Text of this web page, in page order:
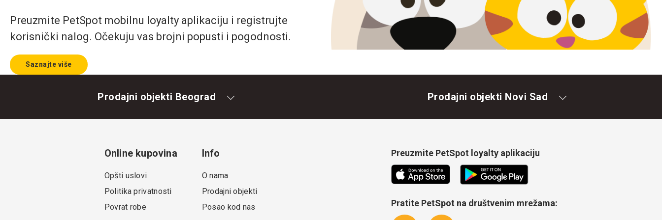
Preuzmite PetSpot mobilnu loyalty aplikaciju i registrujte
korisnički nalog. Očekuju vas brojni popusti i pogodnosti.
Saznajte više
Prodajni objekti Beograd Prodajni objekti Novi Sad
Online kupovina
Opšti uslovi
Politika privatnosti
Povrat robe
Info
O nama
Prodajni objekti
Posao kod nas
Preuzmite PetSpot loyalty aplikaciju
Pratite PetSpot na društvenim mrežama: